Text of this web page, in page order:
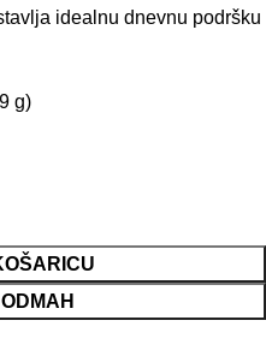
idealnu dnevnu podršku
g)